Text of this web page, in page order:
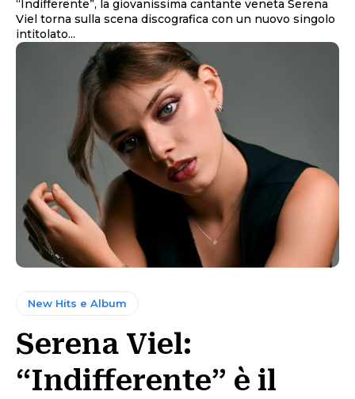
“Indifferente”, la giovanissima cantante veneta Serena
Viel torna sulla scena discografica con un nuovo singolo
intitolato...
New Hits e Album
Serena Viel:
“Indifferente” è il